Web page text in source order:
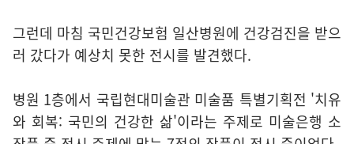
그런데 마침 국민건강보험 일산병원에 건강검진을 받으
러 갔다가 예상치 못한 전시를 발견했다.
병원 1층에서 국립현대미술관 미술품 특별기획전 '치유
와 회복: 국민의 건강한 삶'이라는 주제로 미술은행 소